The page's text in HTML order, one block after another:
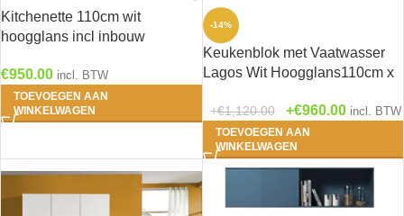
Kitchenette 110cm wit
hoogglans incl inbouw
wandkasten RAI-1046
€950.00 incl. BTW
TOEVOEGEN AAN
WINKELWAGEN
-14%
Keukenblok met Vaatwasser
Lagos Wit Hoogglans110cm x
€1,120.00 €960.00 incl. BTW
TOEVOEGEN AAN
WINKELWAGEN